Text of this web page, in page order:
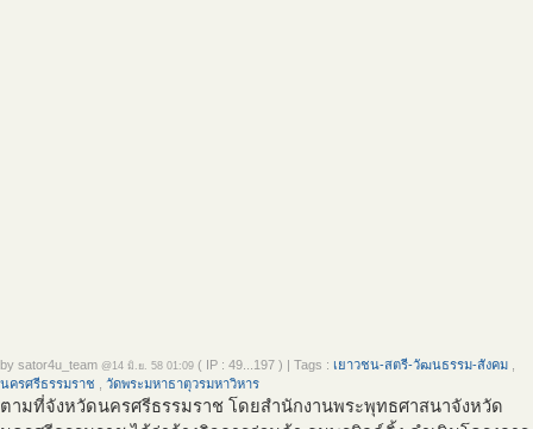
by sator4u_team @14 มิ.ย. 58 01:09 ( IP : 49...197 ) Tags : เยาวชน-สตรี-วัฒนธรรม-สังคม
นครศรีธรรมราช
วัดพระมหาธาตุวรมหาวิหาร
ตามที่จังหวัดนครศรีธรรมราช โดยสำนักงานพระพุทธศาสนาจังหวัด